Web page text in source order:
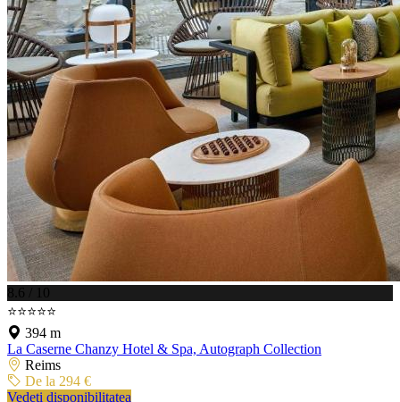
8.6 / 10
⭐⭐⭐⭐⭐
394 m
La Caserne Chanzy Hotel & Spa, Autograph Collection
Reims
De la 294 €
Vedeți disponibilitatea